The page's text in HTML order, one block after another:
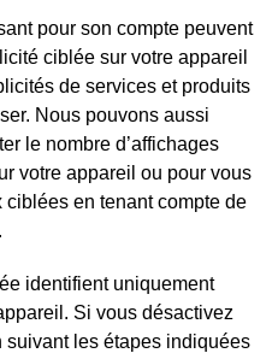
pour son compte peuvent
ciblée sur votre appareil
de services et produits
Nous pouvons aussi
le nombre d’affichages
votre appareil ou pour vous
en tenant compte de
identifient uniquement
Si vous désactivez
les étapes indiquées